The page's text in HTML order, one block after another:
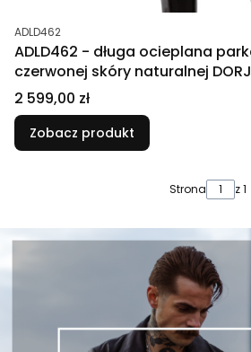
Kod produktu
ADLD462
ADLD462 - długa ocieplana
czerwonej skóry naturalnej
Cena
2 599,00 zł
Zobacz produkt
Strona z 1